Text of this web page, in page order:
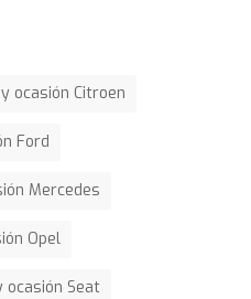
ocasión Citroen
Ford
Mercedes
Opel
ocasión Seat